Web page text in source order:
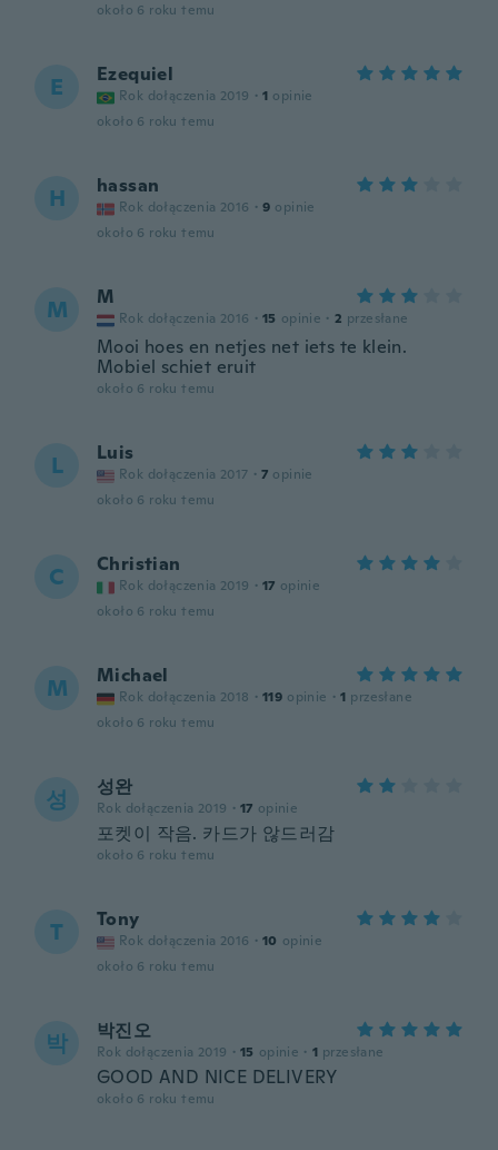
około 6 roku temu
E Ezequiel
Rok dołączenia 2019 · 1 opinie
około 6 roku temu
H hassan
Rok dołączenia 2016 · 9 opinie
około 6 roku temu
M M
Rok dołączenia 2016 · 15 opinie · 2 przesłane
Mooi hoes en netjes net iets te klein.
Mobiel schiet eruit
około 6 roku temu
L Luis
Rok dołączenia 2017 · 7 opinie
około 6 roku temu
C Christian
Rok dołączenia 2019 · 17 opinie
około 6 roku temu
M Michael
Rok dołączenia 2018 · 119 opinie · 1 przesłane
około 6 roku temu
성 성완
Rok dołączenia 2019 · 17 opinie
포켓이 작음. 카드가 않드러감
około 6 roku temu
T Tony
Rok dołączenia 2016 · 10 opinie
około 6 roku temu
박 박진오
Rok dołączenia 2019 · 15 opinie · 1 przesłane
GOOD AND NICE DELIVERY
około 6 roku temu